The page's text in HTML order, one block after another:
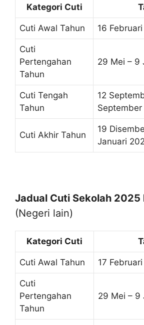
Kategori Cuti
Cuti Awal Tahun 16
Cuti
Pertengahan
Tahun
29 Mei – 9
Cuti Tengah
Tahun
12
Cuti Akhir Tahun
19
Januari
Jadual Cuti Sekolah 2025
(Negeri lain)
Kategori Cuti
Cuti Awal Tahun 17
Cuti
Pertengahan
Tahun
29 Mei – 9